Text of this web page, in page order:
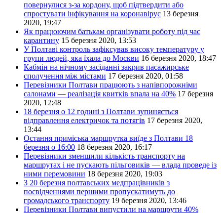
повернулися з-за кордону, щоб підтвердити або
спростувати інфікування на коронавірус 13 березня
2020, 19:47
Як працюючим батькам організувати роботу під час
карантину 15 березня 2020, 13:53
У Полтаві контроль зафіксував високу температуру у
групи людей, яка їхала до Москви 16 березня 2020, 18:47
Кабмін на нічному засіданні закрив пасажирське
сполучення між містами 17 березня 2020, 01:58
Перевізники Полтави працюють з напівпорожніми
салонами — реалізація квитків впала на 40% 17 березня
2020, 12:48
18 березня о 12 годині з Полтави зупиняється
відправлення електричок та потягів 17 березня 2020,
13:44
Остання приміська маршрутка виїде з Полтави 18
березня о 16:00 18 березня 2020, 16:17
Перевізники зменшили кількість транспорту на
маршрутах і не пускають пільговиків — влада проведе із
ними перемовини 18 березня 2020, 19:03
З 20 березня полтавських медпрацівників з
посвідченнями першими пропускатимуть до
громадського транспорту 19 березня 2020, 13:46
Перевізники Полтави випустили на маршрути 40%